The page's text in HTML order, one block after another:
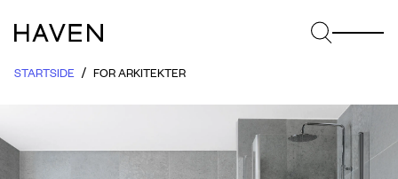
STARTSIDE FOR ARKITEKTER